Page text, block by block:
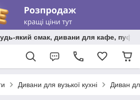
який смак, дивани для кафе,
Дивани для вузької кухні Диван